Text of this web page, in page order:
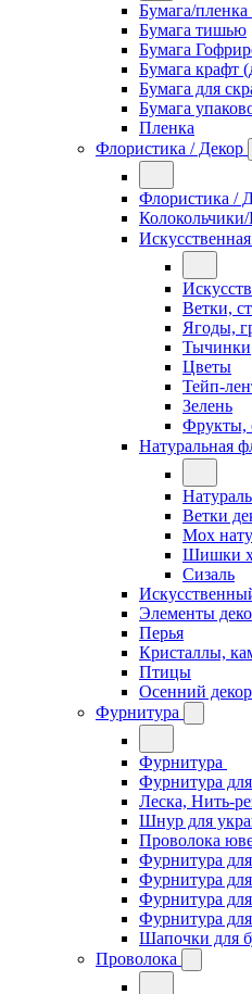
Бумага/пленка
Бумага тишью
Бумага
Бумага крафт
Бумага для
Бумага
Пленка
Флористика / Декор
Флористика /
Ветки,
Ягоды,
Тычинки
Цветы
Тейп-
Зелень
Фрукты,
Натуральная
Ветки
Мох
Шишки
Сизаль
Элементы
Перья
Кристаллы,
Птицы
Осенний декор
Фурнитура
Фурнитура
Фурнитура
Леска, Нить-
Шнур для
Проволока
Фурнитура для
Фурнитура для
Фурнитура
Фурнитура
Шапочки для
Проволока